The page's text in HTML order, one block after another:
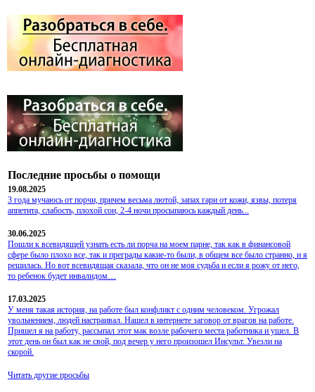
Последние просьбы о помощи
19.08.2025
3 года мучаюсь от порчи, причем весьма лютой, запах гари от кожи, язвы, потеря
аппетита, слабость, плохой сон, 2-4 ночи просыпаюсь каждый день...
30.06.2025
Пошли к всевидящей узнать есть ли порча на моем парне, так как в финансовой
сфере было плохо все, так и преграды какие-то были, в общем все было странно, и я
решилась. Но вот всевидящая сказала, что он не моя судьба и если я рожу от него,
то ребенок будет инвалидом…
17.03.2025
У меня такая история, на работе был конфликт с одним человеком. Угрожал
увольнением, людей настраивал. Нашел в интернете заговор от врагов на работе.
Пришел я на работу, рассыпал этот мак возле рабочего места работника и ушел. В
этот день он был как не свой, под вечер у него произошел Инсульт. Увезли на
скорой.
Читать другие просьбы